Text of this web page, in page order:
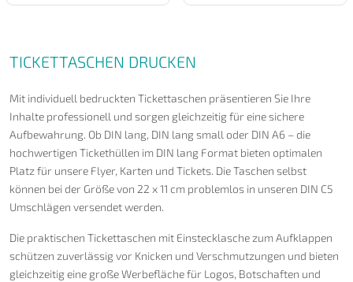
TICKETTASCHEN DRUCKEN
Mit individuell bedruckten Tickettaschen präsentieren Sie Ihre
Inhalte professionell und sorgen gleichzeitig für eine sichere
Aufbewahrung. Ob DIN lang, DIN lang small oder DIN A6 – die
hochwertigen Tickethüllen im DIN lang Format bieten optimalen
Platz für unsere Flyer, Karten und Tickets. Die Taschen selbst
können bei der Größe von 22 x 11 cm problemlos in unseren DIN C5
Umschlägen versendet werden.
Die praktischen Tickettaschen mit Einstecklasche zum Aufklappen
schützen zuverlässig vor Knicken und Verschmutzungen und bieten
gleichzeitig eine große Werbefläche für Logos, Botschaften und